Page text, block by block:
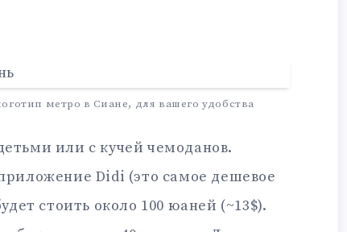
метро в Сиане, для вашего удобства
или с кучей чемоданов.
Didi (это самое дешевое
стоить около 100 юаней (~13$).